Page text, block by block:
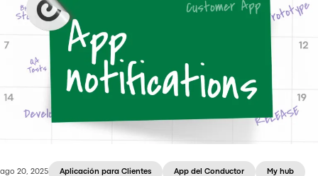
Learn how your taxi business can use Onde app
notifications to engage users, run promotions,
partner with brands, and collect feedback.
ago 20, 2025 Aplicación para Clientes App del Conductor My hub